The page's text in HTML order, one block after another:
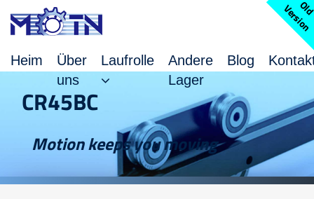
Heim
Über
uns
Laufrolle
Andere
Lager
Blog
l
V
n
CR45BC
Motion keeps you moving